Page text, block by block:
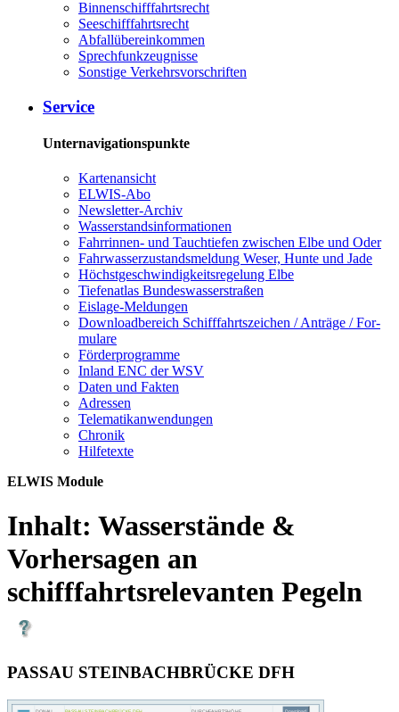
Bin­nen­schiff­fahrts­recht
See­schiff­fahrts­recht
Ab­fall­über­ein­kom­men
Sprech­funk­zeug­nis­se
Sons­ti­ge Ver­kehrs­vor­schrif­ten
Ser­vice
Unternavigationspunkte
Kar­ten­an­sicht
EL­WIS-​Abo
Newslet­ter-​Ar­chiv
Was­ser­stands­in­for­ma­tio­nen
Fahr­rin­nen-​ und Tauch­tie­fen zwi­schen El­be und Oder
Fahr­was­ser­zu­stands­mel­dung We­ser, Hun­te und Ja­de
Höchst­ge­schwin­dig­keits­re­ge­lung El­be
Tie­fe­n­at­las Bun­des­was­ser­stra­ßen
Eis­la­ge-​Mel­dun­gen
Dow­n­load­be­reich Schiff­fahrts­zei­chen / An­trä­ge / For­
mu­la­re
För­der­pro­gram­me
In­land ENC der WSV
Da­ten und Fak­ten
Adres­sen
Te­le­ma­ti­kan­wen­dun­gen
Chro­nik
Hil­fe­tex­te
ELWIS Module
Inhalt: Wasserstände &
Vorhersagen an
schifffahrtsrelevanten Pegeln
PASSAU STEINBACHBRÜCKE DFH